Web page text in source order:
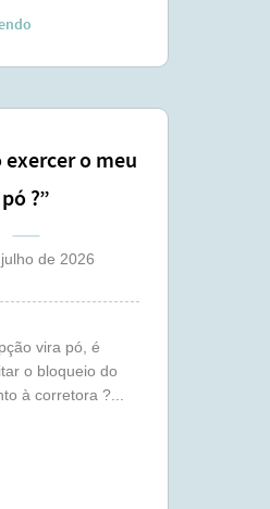
exercer o meu
pó ?”
de 2026
vira pó, é
o bloqueio do
à corretora ?...